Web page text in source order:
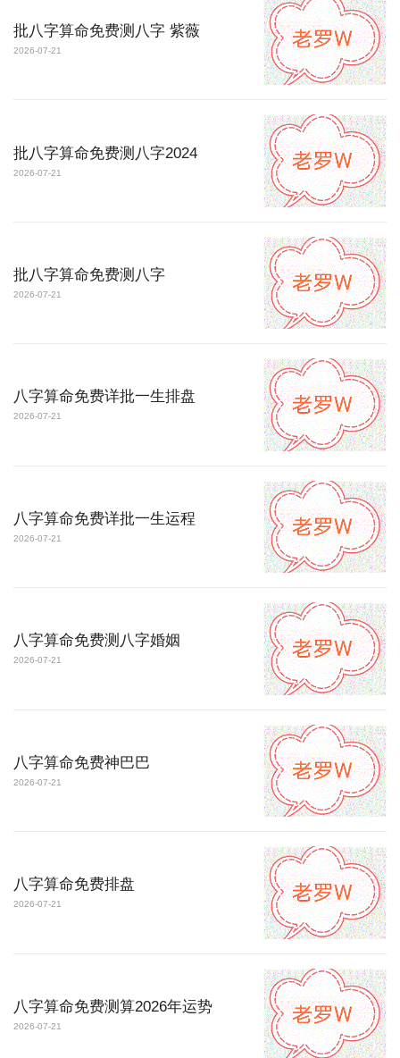
批八字算命免费测八字 紫薇
2026-07-21
批八字算命免费测八字2024
2026-07-21
批八字算命免费测八字
2026-07-21
八字算命免费详批一生排盘
2026-07-21
八字算命免费详批一生运程
2026-07-21
八字算命免费测八字婚姻
2026-07-21
八字算命免费神巴巴
2026-07-21
八字算命免费排盘
2026-07-21
八字算命免费测算2026年运势
2026-07-21